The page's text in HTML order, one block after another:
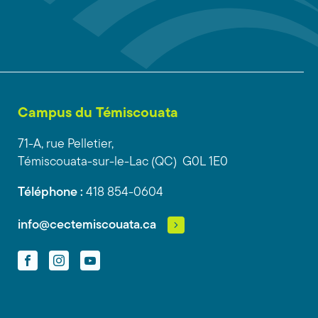
Campus du Témiscouata
71-A, rue Pelletier,
Témiscouata-sur-le-Lac (QC) G0L 1E0
Téléphone : 418 854-0604
info@cectemiscouata.ca
FacebookInstagramYouTube